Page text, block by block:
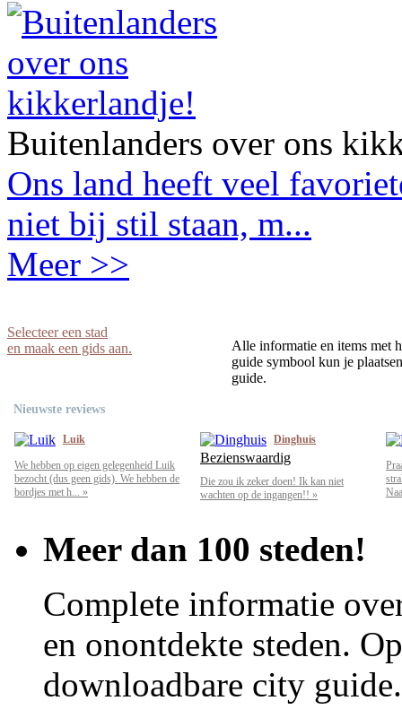
Buitenlanders over ons
Ons land heeft veel
niet bij stil staan, m...
Meer >>
Selecteer een stad
en maak een gids aan.
Alle informatie en items met
guide symbool kun je
guide.
Nieuwste reviews
Luik
We hebben op eigen gelegenheid Luik
bezocht (dus geen gids). We hebben de
bordjes met h... »
Dinghuis
Bezienswaardig
Die zou ik zeker doen! Ik kan niet
wachten op de ingangen!! »
Meer dan 100 steden!
Complete informatie
en onontdekte steden.
downloadbare city guide.